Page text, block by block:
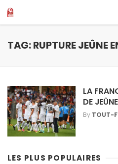
TAG: RUPTURE JEÛNE
LA
DE
By TOUT-
LES PLUS POPULAIRES